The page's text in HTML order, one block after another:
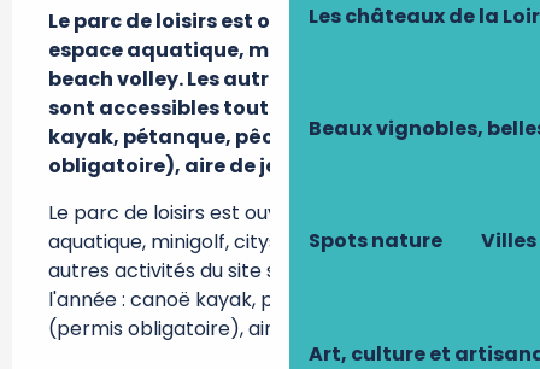
Les châteaux de la
Beaux vignobles,
Spots nature
Art, culture et
Le parc de loisirs est ouvert en saison :
espace aquatique, minigolf, citystade,
beach volley. Les autres activités du site
sont accessibles toute l'année : canoë
kayak, pétanque, pêche (permis
obligatoire), aire de jeux.
Le parc de loisirs est ouvert en saison : espace
aquatique, minigolf, citystade, beach volley. Les
autres activités du site sont accessibles toute
l'année : canoë kayak, pétanque, pêche
(permis obligatoire), aire de jeux.